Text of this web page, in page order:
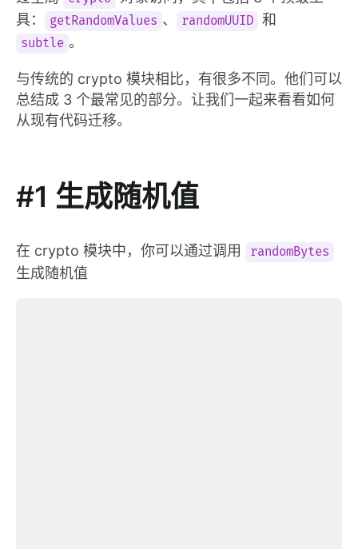
具：
getRandomValues 、 randomUUID 和
subtle 。
与传统的 crypto 模块相比，有很多不同。他们可以
总结成 3 个最常见的部分。让我们一起来看看如何
从现有代码迁移。
#1 生成随机值
在 crypto 模块中，你可以通过调用 randomBytes
生成随机值